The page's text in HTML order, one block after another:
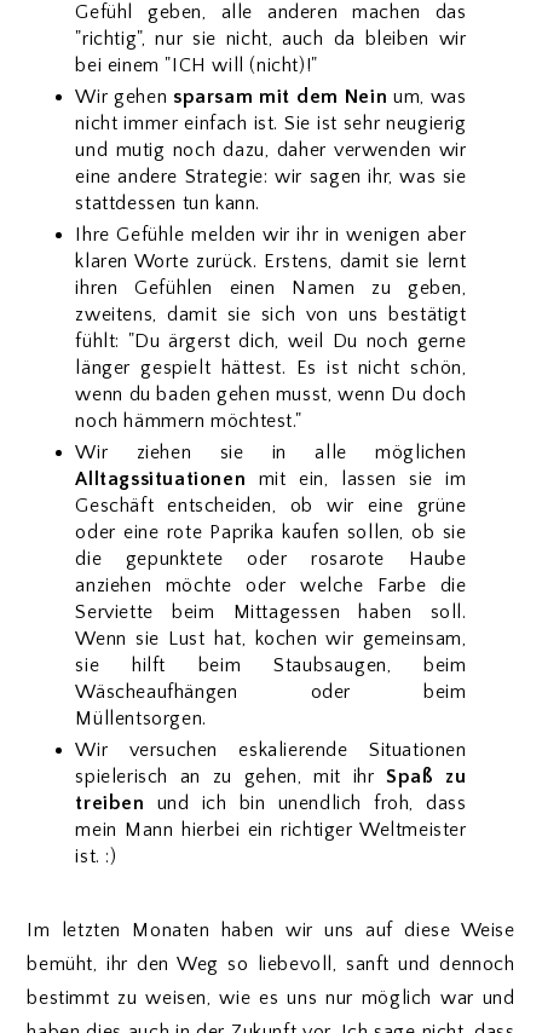
Gefühl geben, alle anderen machen das
"richtig", nur sie nicht, auch da bleiben wir
bei einem "ICH will (nicht)!"
Wir gehen sparsam mit dem Nein um, was
nicht immer einfach ist. Sie ist sehr neugierig
und mutig noch dazu, daher verwenden wir
eine andere Strategie: wir sagen ihr, was sie
stattdessen tun kann.
Ihre Gefühle melden wir ihr in wenigen aber
klaren Worte zurück. Erstens, damit sie lernt
ihren Gefühlen einen Namen zu geben,
zweitens, damit sie sich von uns bestätigt
fühlt: "Du ärgerst dich, weil Du noch gerne
länger gespielt hättest. Es ist nicht schön,
wenn du baden gehen musst, wenn Du doch
noch hämmern möchtest."
Wir ziehen sie in alle möglichen
Alltagssituationen mit ein, lassen sie im
Geschäft entscheiden, ob wir eine grüne
oder eine rote Paprika kaufen sollen, ob sie
die gepunktete oder rosarote Haube
anziehen möchte oder welche Farbe die
Serviette beim Mittagessen haben soll.
Wenn sie Lust hat, kochen wir gemeinsam,
sie hilft beim Staubsaugen, beim
Wäscheaufhängen oder beim
Müllentsorgen.
Wir versuchen eskalierende Situationen
spielerisch an zu gehen, mit ihrSpaß zu
treiben und ich bin unendlich froh, dass
mein Mann hierbei ein richtiger Weltmeister
ist. :)
Im letzten Monaten haben wir uns auf diese Weise
bemüht, ihr den Weg so liebevoll, sanft und dennoch
bestimmt zu weisen, wie es uns nur möglich war und